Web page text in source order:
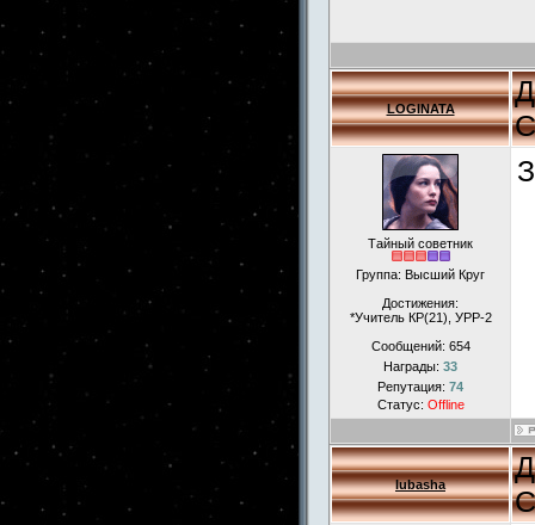
LOGINATA
Тайный советник
Группа: Высший Круг
Достижения:
*Учитель КР(21), УРР-2
Сообщений: 654
Награды: 33
Репутация: 74
Статус: Offline
lubasha